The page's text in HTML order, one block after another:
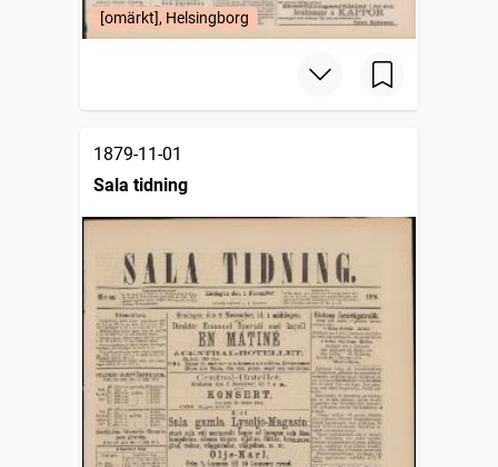
[omärkt], Helsingborg
1879-11-01
Sala tidning